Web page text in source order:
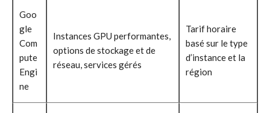
Goo
gle
Com
pute
Engi
ne
Instances GPU performantes,
options de stockage et de
réseau, services gérés
Tarif horaire
basé sur le type
d’instance et la
région